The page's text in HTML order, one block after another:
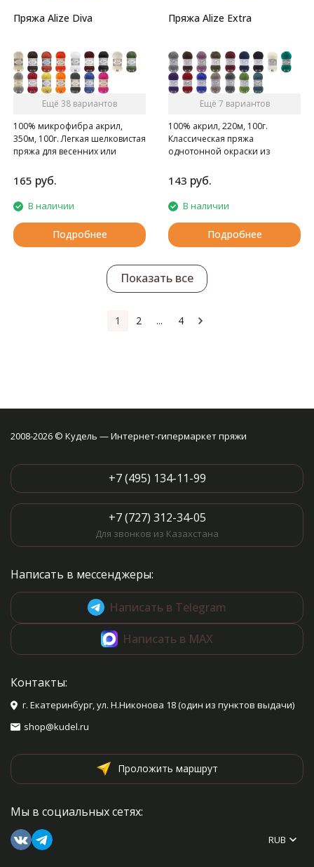
Пряжа Alize Diva
Ещё 38 вариантов
100% микрофибра акрил,
350м, 100г. Легкая шелковистая
пряжа для весенних или
165 руб.
В наличии
Подробнее
Пряжа Alize Extra
Ещё 7 вариантов
100% акрил, 220м, 100г.
Классическая пряжа
однотонной окраски из
143 руб.
В наличии
Подробнее
Показать все
1 2 ... 4
2008-2026 © Кудель — Интернет-гипермаркет пряжи
+7 (495) 134-11-99
+7 (727) 312-34-05
Для звонков из Казахстана
Написать в мессенджеры:
Написать в Telegram
Написать в MAX
Контакты:
г. Екатеринбург, ул. Н.Никонова 18 (один из пунктов выдачи)
shop@kudel.ru
Проложить маршрут
Мы в социальных сетях:
RUB